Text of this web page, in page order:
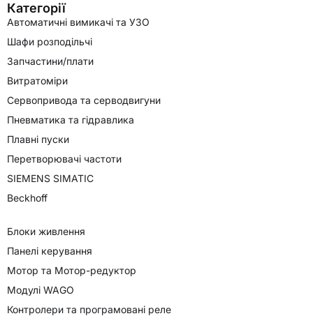
Категорії
Автоматичні вимикачі та УЗО
Шафи розподільчі
Запчастини/плати
Витратоміри
Сервопривода та серводвигуни
Пневматика та гідравлика
Плавні пуски
Перетворювачі частоти
SIEMENS SIMATIC
Beckhoff
Блоки живлення
Панелі керування
Мотор та Мотор-редуктор
Модулі WAGO
Контролери та програмовані реле